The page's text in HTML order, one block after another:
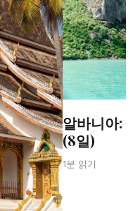
알바니아:
(8일)
1분 읽기